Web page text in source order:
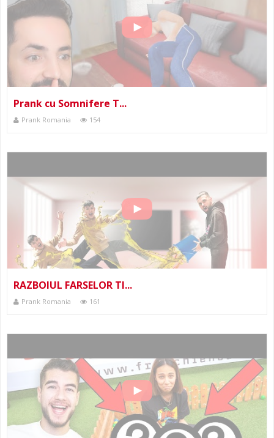
Prank cu Somnifere T...
Prank Romania 154
RAZBOIUL FARSELOR TI...
Prank Romania 161